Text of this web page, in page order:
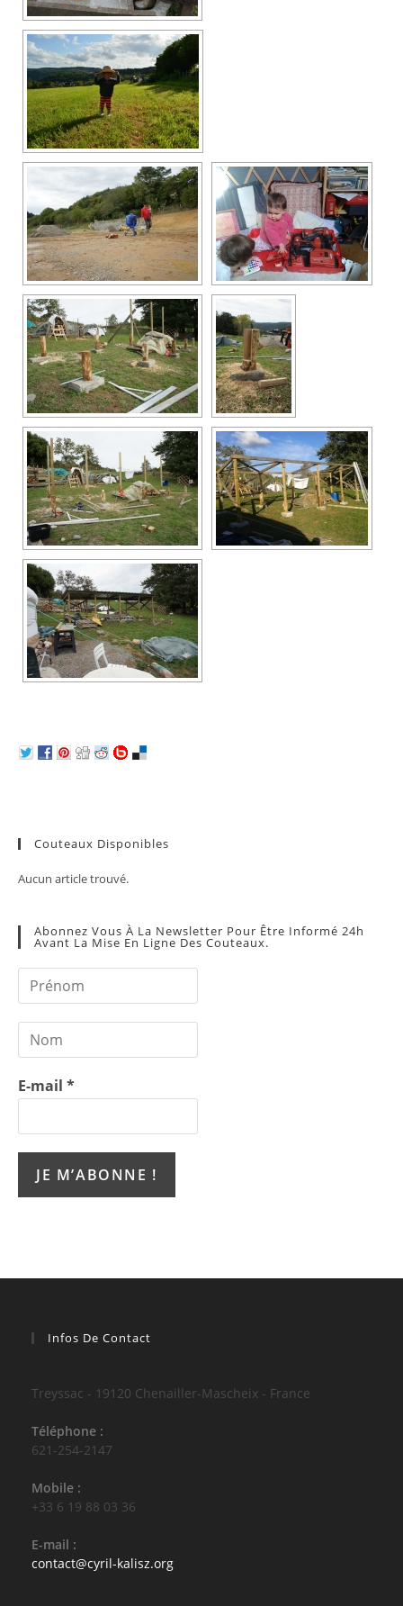
Couteaux Disponibles
Aucun article trouvé.
Abonnez Vous À La Newsletter Pour Être Informé 24h
Avant La Mise En Ligne Des Couteaux.
E-mail *
Infos De Contact
Treyssac - 19120 Chenailler-Mascheix - France
Téléphone :
621-254-2147
Mobile :
+33 6 19 88 03 36
E-mail :
contact@cyril-kalisz.orgS’ouvre